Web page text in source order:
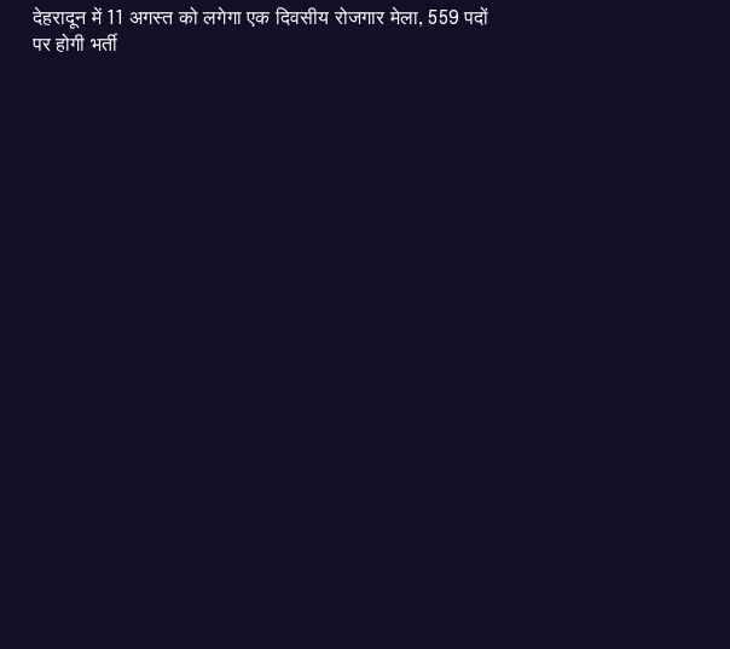
​देहरादून में 11 अगस्त को लगेगा एक दिवसीय रोजगार मेला, 559 पदों
पर होगी भर्ती